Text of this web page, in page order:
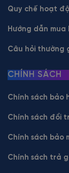
Quy chế hoạt
Hướng dẫn
Câu hỏi thường
CHÍNH SÁCH
Chính sách bảo
Chính sách đổi
Chính sách bảo
Chính sách trả